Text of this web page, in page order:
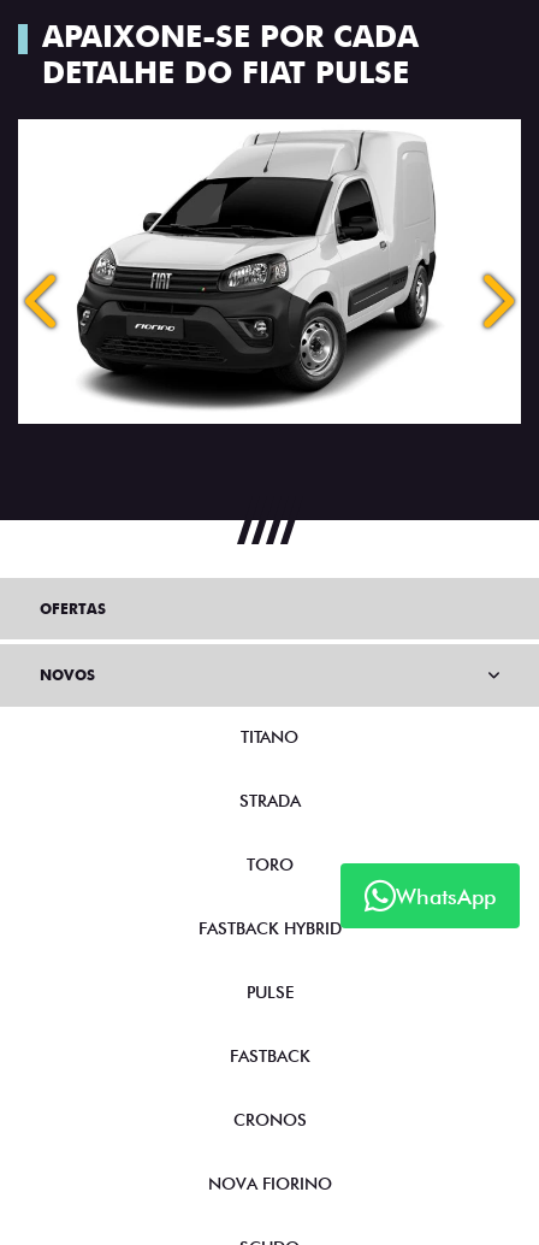
APAIXONE-SE POR CADA
DETALHE DO FIAT PULSE
Anterior
WhatsApp
OFERTAS
NOVOS
TITANO
STRADA
TORO
FASTBACK HYBRID
PULSE
FASTBACK
CRONOS
NOVA FIORINO